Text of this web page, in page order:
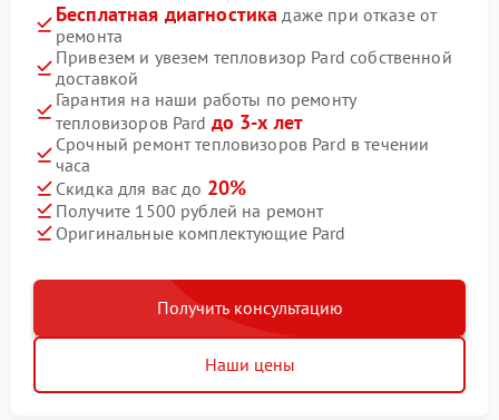
Бесплатная диагностика даже при отказе от
ремонта
Привезем и увезем тепловизор Pard собственной
доставкой
Гарантия на наши работы по ремонту
тепловизоров Pard до 3-х лет
Срочный ремонт тепловизоров Pard в течении
часа
Скидка для вас до 20%
Получите 1500 рублей на ремонт
Оригинальные комплектующие Pard
Получить консультацию
Наши цены